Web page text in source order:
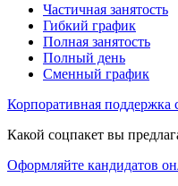
Частичная занятость
Гибкий график
Полная занятость
Полный день
Сменный график
Корпоративная поддержка
Какой соцпакет вы
Оформляйте кандидатов